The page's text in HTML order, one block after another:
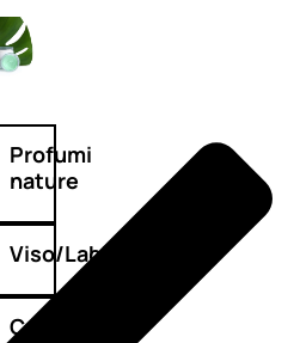
Profumi
nature
Viso/Labbra/Occhi
Corpo